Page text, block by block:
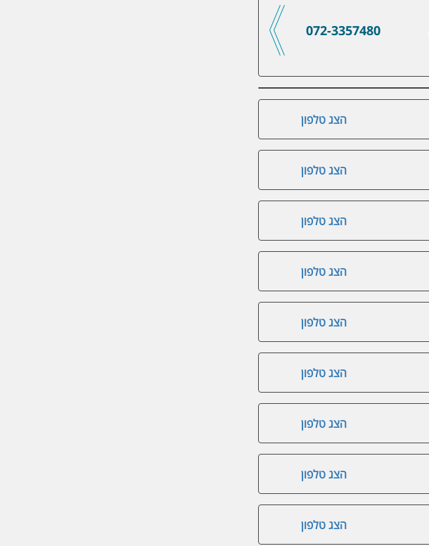
072-3357480
הצג טלפון
הצג טלפון
הצג טלפון
הצג טלפון
הצג טלפון
הצג טלפון
הצג טלפון
הצג טלפון
הצג טלפון